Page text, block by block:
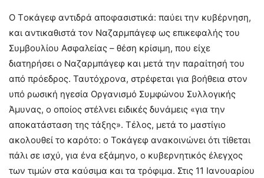
O Tοκάγεφ αντιδρά αποφασιστικά: παύει την κυβέρνηση,
και αντικαθιστά τον Ναζαρμπάγεφ ως επικεφαλής του
Συμβουλίου Ασφαλείας – θέση κρίσιμη, που είχε
διατηρήσει ο Ναζαρμπάγεφ και μετά την παραίτησή του
από πρόεδρος. Ταυτόχρονα, στρέφεται για βοήθεια στον
υπό ρωσική ηγεσία Οργανισμό Συμφώνου Συλλογικής
Άμυνας, ο οποίος στέλνει ειδικές δυνάμεις «για την
αποκατάσταση της τάξης». Τέλος, μετά το μαστίγιο
ακολουθεί το καρότο: ο Τοκάγεφ ανακοινώνει ότι τίθεται
πάλι σε ισχύ, για ένα εξάμηνο, ο κυβερνητικός έλεγχος
των τιμών στα καύσιμα και τα τρόφιμα. Στις 11 Ιανουαρίου